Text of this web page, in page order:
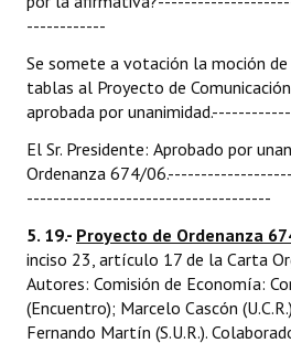
------------
Se somete a votación la moción
tablas al Proyecto de
aprobada por
El Sr. Presidente: Aprobado por
Ordenanza 674/
-------------------------------------
5. 19.- Proyecto de Ordenanza
inciso 23, artículo 17 de la Carta
Autores: Comisión de Economía:
(Encuentro); Marcelo Cascón
Fernando Martín (S.U.R.).